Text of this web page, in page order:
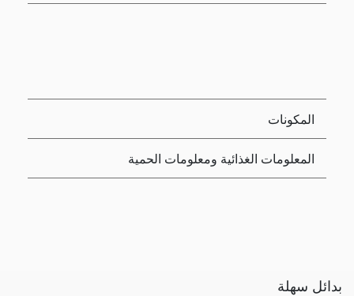
المكونات
المعلومات الغذائية ومعلومات الحمية
بدائل سهلة